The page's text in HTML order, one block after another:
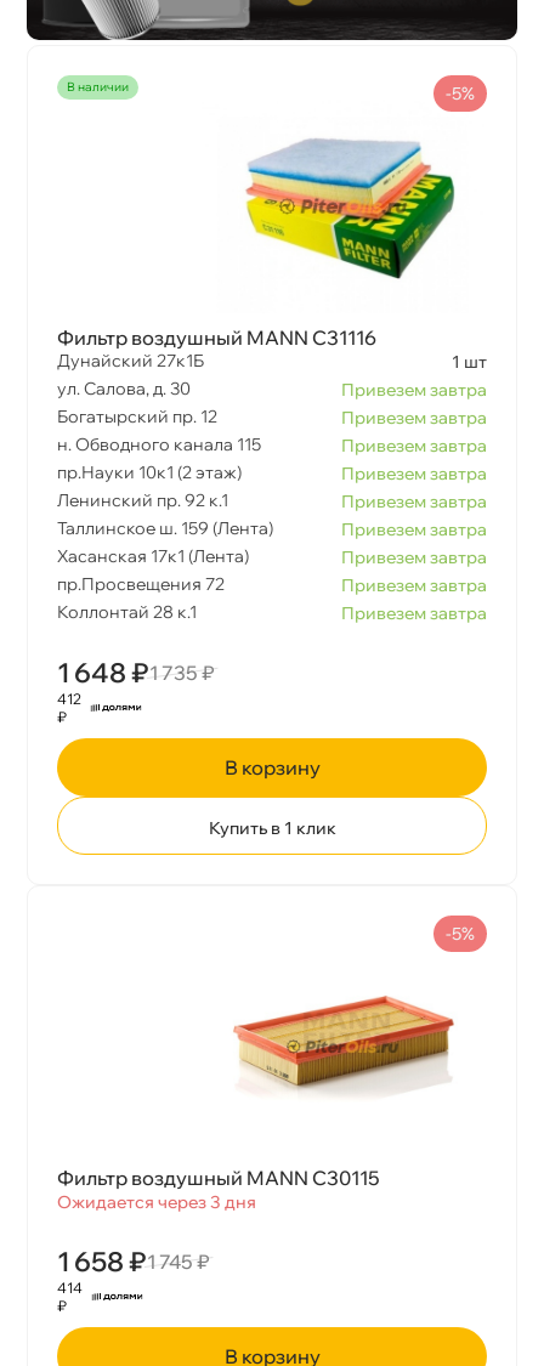
наличии
Фильтр воздушный MANN C31116
Дунайский 27к1Б
1 шт
ул. Салова, д. 30
Привезем завтра
Богатырский пр. 12
Привезем завтра
н. Обводного канала 115
Привезем завтра
пр.Науки 10к1 (2 этаж)
Привезем завтра
Ленинский пр. 92 к.1
Привезем завтра
Таллинское ш. 159 (Лента)
Привезем завтра
Хасанская 17к1 (Лента)
Привезем завтра
пр.Просвещения 72
Привезем завтра
Коллонтай 28 к.1
Привезем завтра
1 648 ₽1 735 ₽
-5%
412
₽
корзину
Купить в 1 клик
Фильтр воздушный MANN C30115
Ожидается через 3 дня
1 658 ₽1 745 ₽
-5%
414
₽
корзину